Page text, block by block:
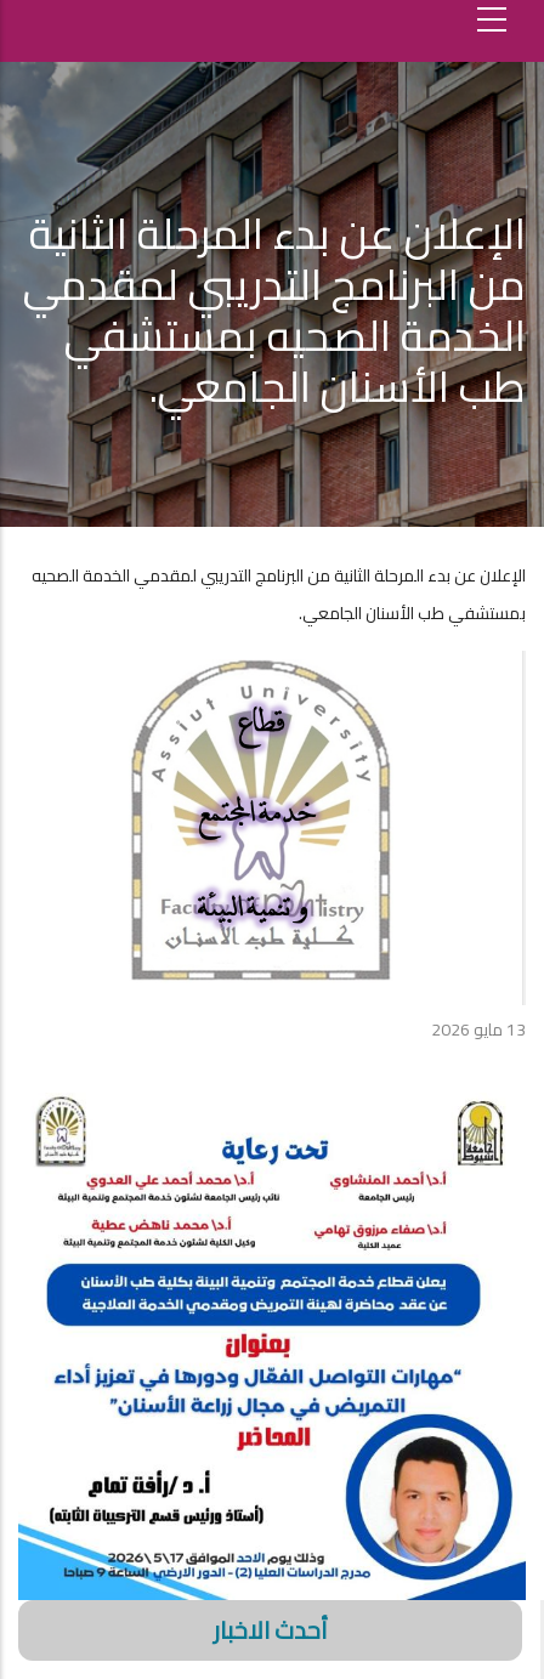
الإعلان عن بدء المرحلة الثانية
من البرنامج التدريبي لمقدمي
الخدمة الصحيه بمستشفي
طب الأسنان الجامعي.
الإعلان عن بدء المرحلة الثانية من البرنامج التدريبي لمقدمي الخدمة الصحيه
بمستشفي طب الأسنان الجامعي.
13 مايو 2026
أحدث الاخبار